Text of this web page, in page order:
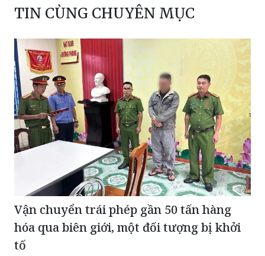
TIN CÙNG CHUYÊN MỤC
Vận chuyển trái phép gần 50 tấn hàng
hóa qua biên giới, một đối tượng bị khởi
tố